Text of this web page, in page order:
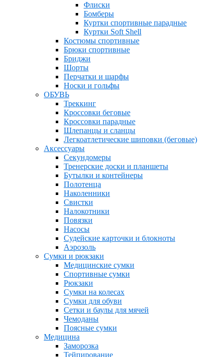
Флиски
Бомберы
Куртки спортивные парадные
Куртки Soft Shell
Костюмы спортивные
Брюки спортивные
Бриджи
Шорты
Перчатки и шарфы
Носки и гольфы
ОБУВЬ
Треккинг
Кроссовки беговые
Кроссовки парадные
Шлепанцы и сланцы
Легкоатлетические шиповки (беговые)
Аксессуары
Секундомеры
Тренерские доски и планшеты
Бутылки и контейнеры
Полотенца
Наколенники
Свистки
Налокотники
Повязки
Насосы
Судейские карточки и блокноты
Аэрозоль
Сумки и рюкзаки
Медицинские сумки
Спортивные сумки
Рюкзаки
Сумки на колесах
Сумки для обуви
Сетки и баулы для мячей
Чемоданы
Поясные сумки
Медицина
Заморозка
Тейпирование